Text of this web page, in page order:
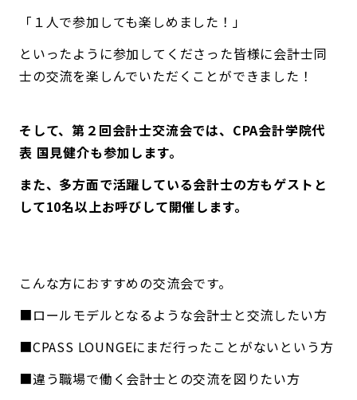
「１人で参加しても楽しめました！」
といったように参加してくださった皆様に会計士同
士の交流を楽しんでいただくことができました！
そして、第２回会計士交流会では、CPA会計学院代
表 国見健介も参加します。
また、多方面で活躍している会計士の方もゲストと
して10名以上お呼びして開催します。
こんな方におすすめの交流会です。
■ロールモデルとなるような会計士と交流したい方
■CPASS LOUNGEにまだ行ったことがないという方
■違う職場で働く会計士との交流を図りたい方